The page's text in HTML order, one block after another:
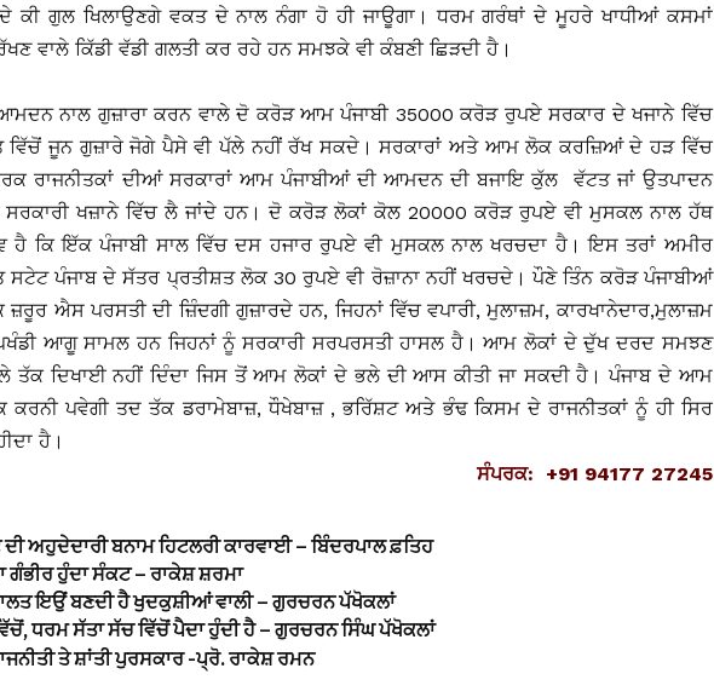
ਕੀ ਗੁਲ ਖਿਲਾਉਣਗੇ ਵਕਤ ਦੇ ਨਾਲ ਨੰਗਾ ਹੋ ਹੀ ਜਾਊਗਾ। ਧਰਮ ਗਰੰਥਾਂ ਦੇ ਮੂਹਰੇ ਖਾਧੀਆਂ ਕਸਮਾਂ
ਵਾਲੇ ਕਿੱਡੀ ਵੱਡੀ ਗਲਤੀ ਕਰ ਰਹੇ ਹਨ ਸਮਝਕੇ ਵੀ ਕੰਬਣੀ ਛਿੜਦੀ ਹੈ।
ਨਾਲ ਗੁਜ਼ਾਰਾ ਕਰਨ ਵਾਲੇ ਦੋ ਕਰੋੜ ਆਮ ਪੰਜਾਬੀ 35000 ਕਰੋੜ ਰੁਪਏ ਸਰਕਾਰ ਦੇ ਖਜਾਨੇ ਵਿੱਚ
ਜੂਨ ਗੁਜ਼ਾਰੇ ਜੋਗੇ ਪੈਸੇ ਵੀ ਪੱਲੇ ਨਹੀਂ ਰੱਖ ਸਕਦੇ। ਸਰਕਾਰਾਂ ਅਤੇ ਆਮ ਲੋਕ ਕਰਜ਼ਿਆਂ ਦੇ ਹੜ ਵਿੱਚ
ਰਾਜਨੀਤਕਾਂ ਦੀਆਂ ਸਰਕਾਰਾਂ ਆਮ ਪੰਜਾਬੀਆਂ ਦੀ ਆਮਦਨ ਦੀ ਬਜਾਇ ਕੁੱਲ ਵੱਟਤ ਜਾਂ ਉਤਪਾਦਨ
ਖਜ਼ਾਨੇ ਵਿੱਚ ਲੈ ਜਾਂਦੇ ਹਨ। ਦੋ ਕਰੋੜ ਲੋਕਾਂ ਕੋਲ 20000 ਕਰੋੜ ਰੁਪਏ ਵੀ ਮੁਸਕਲ ਨਾਲ ਹੱਥ
ਹੈ ਕਿ ਇੱਕ ਪੰਜਾਬੀ ਸਾਲ ਵਿੱਚ ਦਸ ਹਜਾਰ ਰੁਪਏ ਵੀ ਮੁਸਕਲ ਨਾਲ ਖਰਚਦਾ ਹੈ। ਇਸ ਤਰਾਂ ਅਮੀਰ
ਸਟੇਟ ਪੰਜਾਬ ਦੇ ਸੱਤਰ ਪ੍ਰਤੀਸ਼ਤ ਲੋਕ 30 ਰੁਪਏ ਵੀ ਰੋਜ਼ਾਨਾ ਨਹੀਂ ਖਰਚਦੇ। ਪੌਣੇ ਤਿੰਨ ਕਰੋੜ ਪੰਜਾਬੀਆਂ
ਐਸ ਪਰਸਤੀ ਦੀ ਜ਼ਿੰਦਗੀ ਗੁਜ਼ਾਰਦੇ ਹਨ, ਜਿਹਨਾਂ ਵਿੱਚ ਵਪਾਰੀ, ਮੁਲਾਜ਼ਮ, ਕਾਰਖਾਨੇਦਾਰ,ਮੁਲਾਜ਼ਮ
ਆਗੂ ਸਾਮਲ ਹਨ ਜਿਹਨਾਂ ਨੂੰ ਸਰਕਾਰੀ ਸਰਪਰਸਤੀ ਹਾਸਲ ਹੈ। ਆਮ ਲੋਕਾਂ ਦੇ ਦੁੱਖ ਦਰਦ ਸਮਝਣ
ਤੱਕ ਦਿਖਾਈ ਨਹੀਂ ਦਿੰਦਾ ਜਿਸ ਤੋਂ ਆਮ ਲੋਕਾਂ ਦੇ ਭਲੇ ਦੀ ਆਸ ਕੀਤੀ ਜਾ ਸਕਦੀ ਹੈ। ਪੰਜਾਬ ਦੇ ਆਮ
ਕਰਨੀ ਪਵੇਗੀ ਤਦ ਤੱਕ ਡਰਾਮੇਬਾਜ਼, ਧੌਖੇਬਾਜ਼ , ਭਰਿੱਸ਼ਟ ਅਤੇ ਭੰਢ ਕਿਸਮ ਦੇ ਰਾਜਨੀਤਕਾਂ ਨੂੰ ਹੀ ਸਿਰ
ਹੈ।
ਸੰਪਰਕ: +91 94177 27245
ਅਹੁਦੇਦਾਰੀ ਬਨਾਮ ਹਿਟਲਰੀ ਕਾਰਵਾਈ – ਬਿੰਦਰਪਾਲ ਫ਼ਤਿਹ
ਗੰਭੀਰ ਹੁੰਦਾ ਸੰਕਟ – ਰਾਕੇਸ਼ ਸ਼ਰਮਾ
ਇਉਂ ਬਣਦੀ ਹੈ ਖੁਦਕੁਸ਼ੀਆਂ ਵਾਲੀ – ਗੁਰਚਰਨ ਪੱਖੋਕਲਾਂ
ਧਰਮ ਸੱਤਾ ਸੱਚ ਵਿੱਚੋਂ ਪੈਦਾ ਹੁੰਦੀ ਹੈ – ਗੁਰਚਰਨ ਸਿੰਘ ਪੱਖੋਕਲਾਂ
ਤੇ ਸ਼ਾਂਤੀ ਪੁਰਸਕਾਰ -ਪ੍ਰੋ. ਰਾਕੇਸ਼ ਰਮਨ